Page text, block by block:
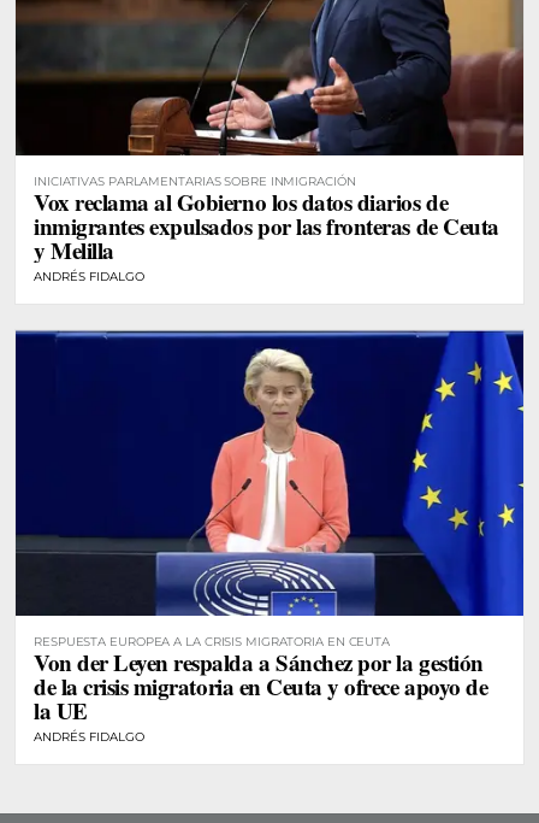
INICIATIVAS PARLAMENTARIAS SOBRE INMIGRACIÓN
Vox reclama al Gobierno los datos diarios de
inmigrantes expulsados por las fronteras de Ceuta
y Melilla
ANDRÉS FIDALGO
RESPUESTA EUROPEA A LA CRISIS MIGRATORIA EN CEUTA
Von der Leyen respalda a Sánchez por la gestión
de la crisis migratoria en Ceuta y ofrece apoyo de
la UE
ANDRÉS FIDALGO